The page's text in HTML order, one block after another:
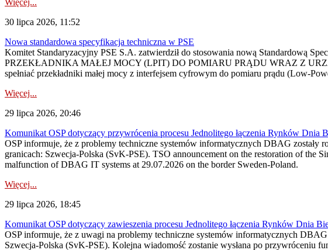
Więcej...
30 lipca 2026, 11:52
Nowa standardowa specyfikacja techniczna w PSE
Komitet Standaryzacyjny PSE S.A. zatwierdził do stosowania nową Standardową
PRZEKŁADNIKA MAŁEJ MOCY (LPIT) DO POMIARU PRĄDU WRAZ Z
spełniać przekładniki małej mocy z interfejsem cyfrowym do pomiaru prądu (Low-
Więcej...
29 lipca 2026, 20:46
Komunikat OSP dotyczący przywrócenia procesu Jednolitego łączenia Rynków Dnia
OSP informuje, że z problemy techniczne systemów informatycznych DBAG zostały
granicach: Szwecja-Polska (SvK-PSE). TSO announcement on the restoration of
malfunction of DBAG IT systems at 29.07.2026 on the border Sweden-Poland.
Więcej...
29 lipca 2026, 18:45
Komunikat OSP dotyczący zawieszenia procesu Jednolitego łączenia Rynków Dnia
OSP informuje, że z uwagi na problemy techniczne systemów informatycznych
Szwecja-Polska (SvK-PSE). Kolejna wiadomość zostanie wysłana po przywróceniu